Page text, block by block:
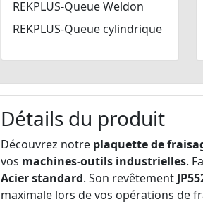
REKPLUS-Queue Weldon
REKPLUS-Queue cylindrique
Détails du produit
Découvrez notre plaquette de
vos machines-outils industrielles.
Acier standard. Son revêtement
maximale lors de vos opérations de